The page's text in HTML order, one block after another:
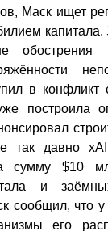
Маск ищет
обострения
в конфликт
построила
так давно
сумму $10
и
сообщил, что у
его